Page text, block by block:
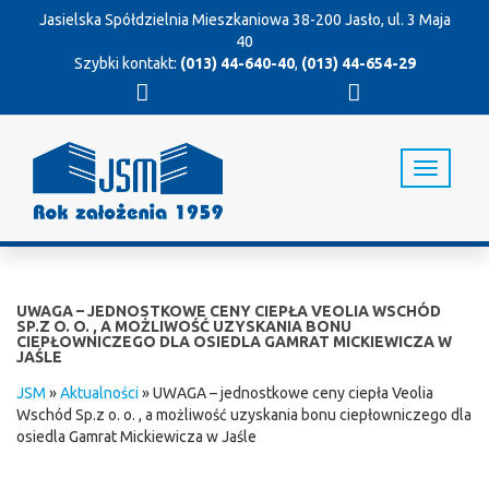
Jasielska Spółdzielnia Mieszkaniowa 38-200 Jasło, ul. 3 Maja
40
Szybki kontakt: (013) 44-640-40, (013) 44-654-29
T
o
n
v
g
a
UWAGA – JEDNOSTKOWE CENY CIEPŁA VEOLIA WSCHÓD
SP.Z O. O. , A MOŻLIWOŚĆ UZYSKANIA BONU
CIEPŁOWNICZEGO DLA OSIEDLA GAMRAT MICKIEWICZA W
JAŚLE
JSM »Aktualności»UWAGA – jednostkowe ceny ciepła Veolia
Wschód Sp.z o. o. , a możliwość uzyskania bonu ciepłowniczego dla
osiedla Gamrat Mickiewicza w Jaśle